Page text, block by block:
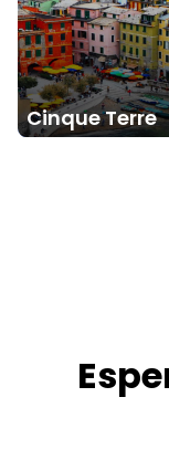
Cinque Terre